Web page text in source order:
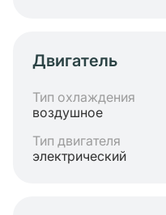
Двигатель
Тип охлаждения
воздушное
Тип двигателя
электрический